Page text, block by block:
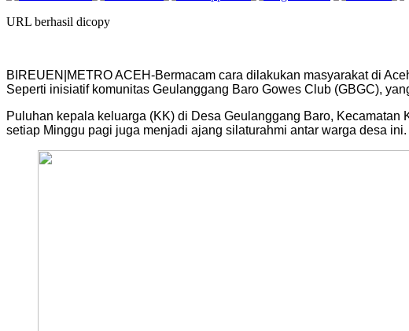
URL berhasil dicopy
BIREUEN|METRO ACEH-Bermacam cara dilakukan masyarakat di
Seperti inisiatif komunitas Geulanggang Baro Gowes Club (GBGC),
Puluhan kepala keluarga (KK) di Desa Geulanggang Baro,
setiap Minggu pagi juga menjadi ajang silaturahmi antar warga desa